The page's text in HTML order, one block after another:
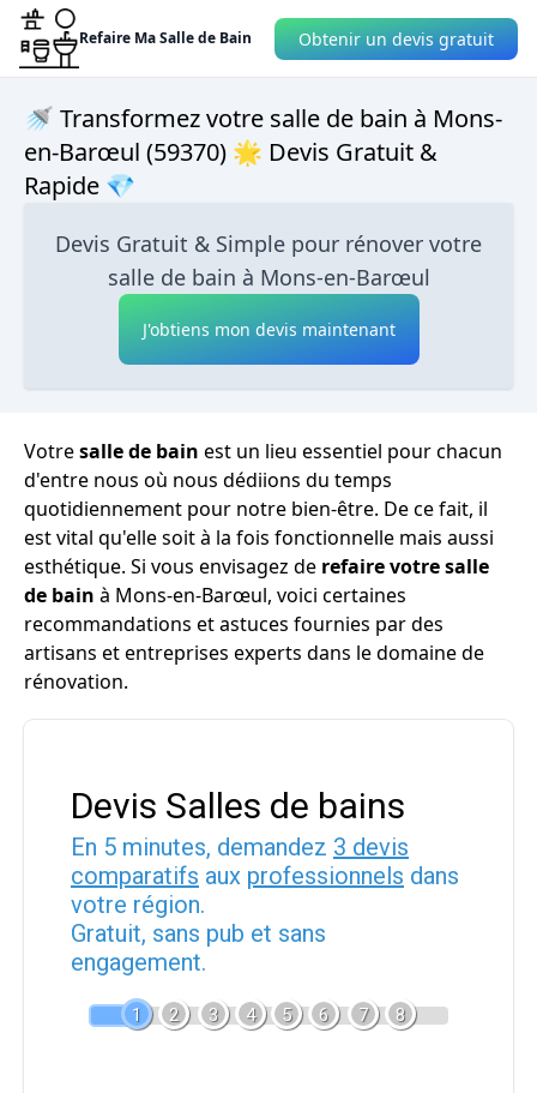
Refaire Ma Salle de Bain Obtenir un devis gratuit
🚿 Transformez votre salle de bain à Mons-
en-Barœul (59370) 🌟 Devis Gratuit &
Rapide 💎
Devis Gratuit & Simple pour rénover votre
salle de bain à Mons-en-Barœul
J'obtiens mon devis maintenant
Votresalle de bain est un lieu essentiel pour chacun
d'entre nous où nous dédiions du temps
quotidiennement pour notre bien-être. De ce fait, il
est vital qu'elle soit à la fois fonctionnelle mais aussi
esthétique. Si vous envisagez de refaire votre salle
de bain à Mons-en-Barœul, voici certaines
recommandations et astuces fournies par des
artisans et entreprises experts dans le domaine de
rénovation.
Devis Salles de bains
En 5 minutes, demandez 3 devis
comparatifs aux professionnels dans
votre région.
Gratuit, sans pub et sans
engagement.
1 2 3 4 5 6 7 8